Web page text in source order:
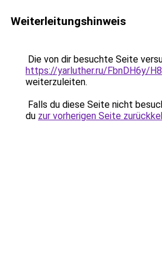
Weiterleitungshinweis
Die von dir besuchte Seite
https://yarluther.ru/FbnDH6y/
weiterzuleiten.
Falls du diese Seite nicht
du zur vorherigen Seite